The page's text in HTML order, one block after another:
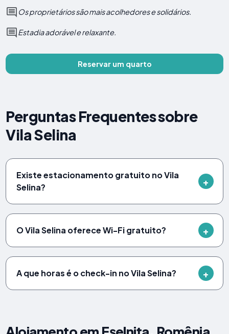
Os proprietários são mais acolhedores e solidários.
Estadia adorável e relaxante.
Reservar um quarto
Perguntas Frequentes sobre
Vila Selina
Existe estacionamento gratuito no Vila
Selina?
O Vila Selina oferece Wi-Fi gratuito?
A que horas é o check-in no Vila Selina?